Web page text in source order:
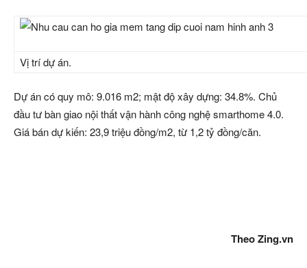
Vị trí dự án.
Dự án có quy mô: 9.016 m2; mật độ xây dựng: 34.8%. Chủ
đầu tư bàn giao nội thất vận hành công nghệ smarthome 4.0.
Giá bán dự kiến: 23,9 triệu đồng/m2, từ 1,2 tỷ đồng/căn.
Theo Zing.vn